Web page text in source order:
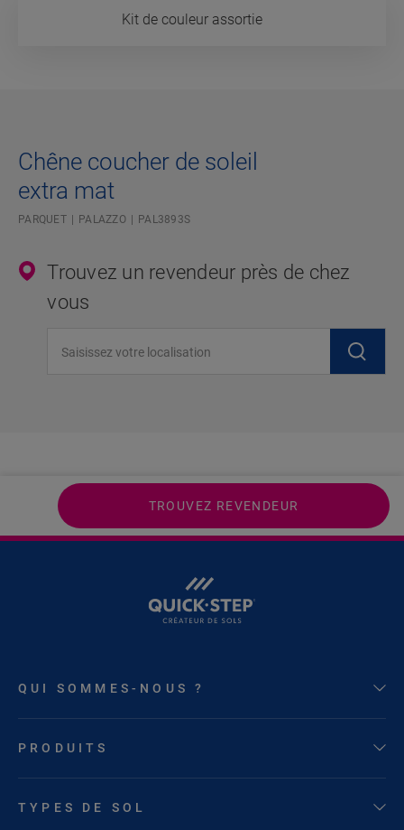
Kit de couleur assortie
Chêne coucher de soleil
extra mat
PARQUET PALAZZO PAL3893S
Trouvez un revendeur près de chez
vous
TROUVEZ REVENDEUR
QUI SOMMES-NOUS ?
PRODUITS
TYPES DE SOL